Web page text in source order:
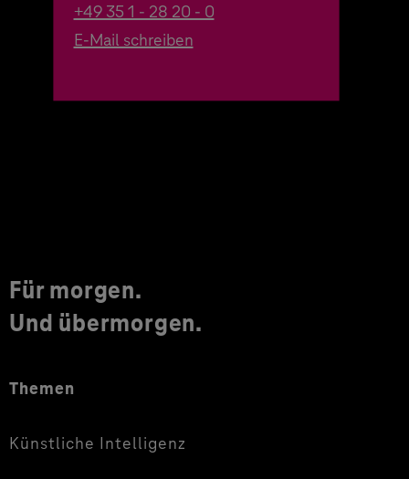
+49 35 1 - 28 20 - 0
E-Mail schreiben
Für morgen.
Und übermorgen.
Themen
Künstliche Intelligenz